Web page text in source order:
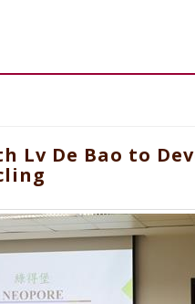
Lv De Bao to